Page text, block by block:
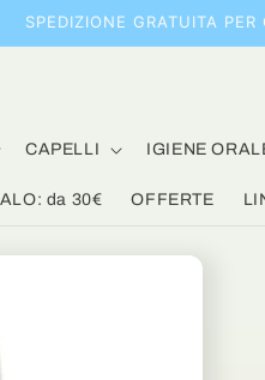
SPEDIZIONE GRATUITA
CAPELLI IGIENE
da 30€ OFFERTE